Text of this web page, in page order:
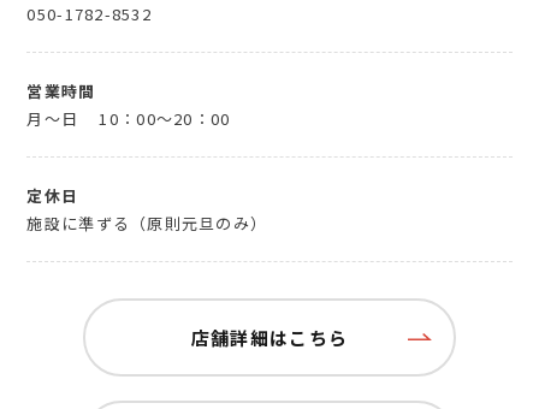
050-1782-8532
営業時間
月～日
10：00～20：00
定休日
施設に準ずる（原則元旦のみ）
店舗詳細はこちら